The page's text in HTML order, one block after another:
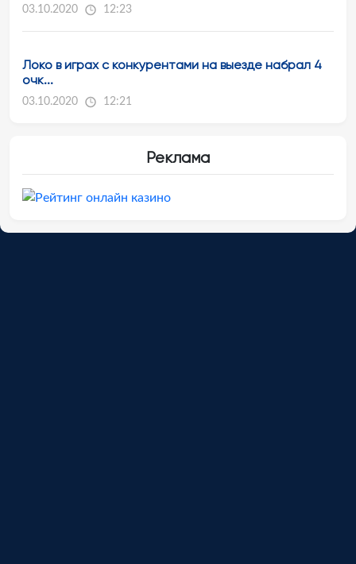
03.10.2020 12:23
Локо в играх с конкурентами на выезде набрал 4
очк...
03.10.2020 12:21
Реклама